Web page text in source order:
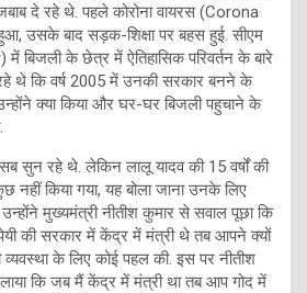
दे रहे थे. पहले कोरोना वायरस (Corona
उसके बाद सड़क-शिक्षा पर बहस हुई. सीएम
में बिजली के छेत्र में ऐतिहासिक परिवर्तन के बारे
थे कि वर्ष 2005 में उनकी सरकार बनने के
क्या किया और घर-घर बिजली पहुचाने के
सुन रहे थे. लेकिन लालू यादव की 15 वर्षों की
नहीं किया गया, यह बोला जाना उनके लिए
उन्होंने मुख्यमंत्री नीतीश कुमार से सवाल पूछा कि
की सरकार में केंद्र में मंत्री थे तब आपने क्यों
व्यवस्था के लिए कोई पहल की. इस पर नीतीश
कि जब मैं केंद्र में मंत्री था तब आप गोद में